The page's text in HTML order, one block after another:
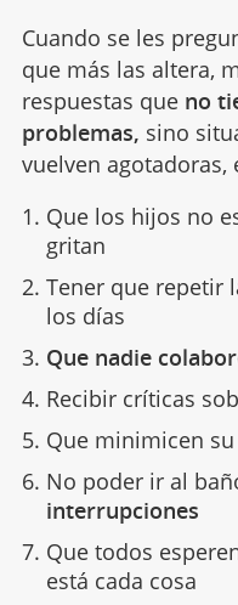
Cuando se les
que más las altera,
respuestas que no
problemas, sino
vuelven agotadoras,
Que los hijos no
gritan
Tener que repetir
los días
Que nadie
Recibir críticas
Que minimicen
No poder ir al
interrupciones
Que todos
está cada cosa